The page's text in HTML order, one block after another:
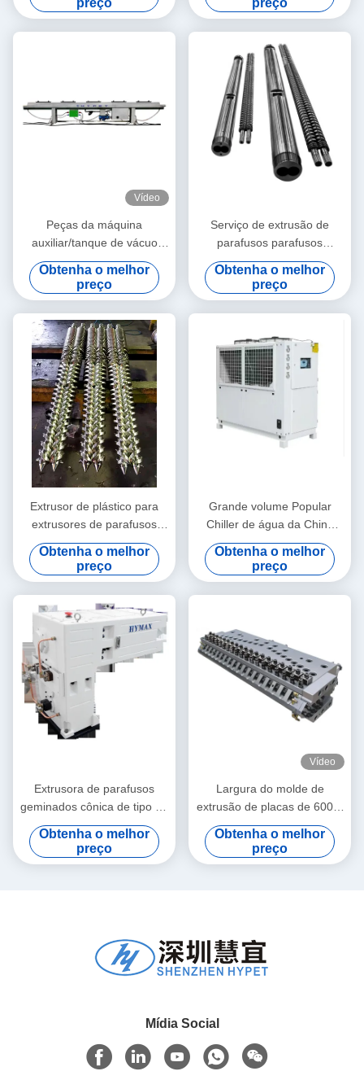
preço
preço
Vídeo
Peças da máquina
auxiliar/tanque de vácuo
para transporte do cortador
Obtenha o melhor
preço
Serviço de extrusão de
parafusos parafusos
parafusos parafusos
parafusos parafusos
parafusos parafusos
parafusos parafusos
Obtenha o melhor
preço
Extrusor de plástico para
extrusores de parafusos
duplos de parafusos cónicos
/ parafusos e parafusos
bimetais
Obtenha o melhor
preço
Grande volume Popular
Chiller de água da China
Modelo HYAC-30AD em tipo
de refrigeração do ventilador
Obtenha o melhor
preço
Extrusora de parafusos
geminados cônica de tipo de
bloco com caixa de
engrenagens de tipo vertical
e redutor de engrenagens
Obtenha o melhor
preço
Vídeo
Largura do molde de
extrusão de placas de 600 a
1800 mm
Obtenha o melhor
preço
Mídia Social